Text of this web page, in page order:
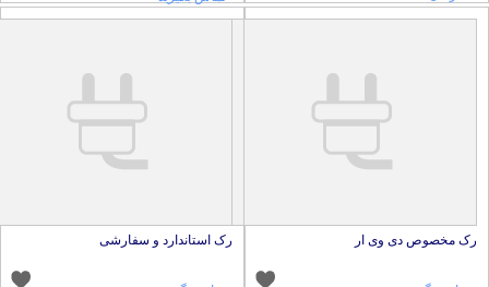
مخصوص دی وی ار رک استاندارد و سفارشی